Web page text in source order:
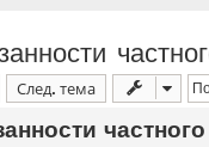
След. тема